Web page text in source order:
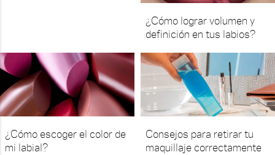
¿Cómo lograr volumen y
definición en tus labios?
¿Cómo escoger el color de
mi labial?
Consejos para retirar tu
maquillaje correctamente